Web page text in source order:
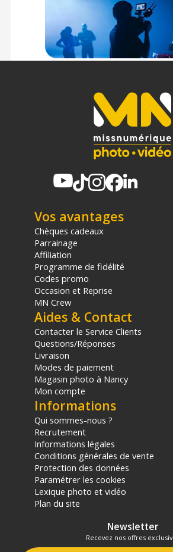
Vos avantages
Chèques cadeaux
Parrainage
Affiliation
Programme de fidélité
Codes promo
Occasion et Reprise
MN Crew
Aides & Contact
Contacter le Service Clients
Questions/Réponses
Livraison
Modes de paiement
Magasin photo à Nancy
Mon compte
Informations
Qui sommes-nous ?
Recrutement
Informations légales
Conditions générales de vente
Protection des données
Paramétrer les cookies
Lexique photo et vidéo
Plan du site
Newsletter
Recevez nos offres